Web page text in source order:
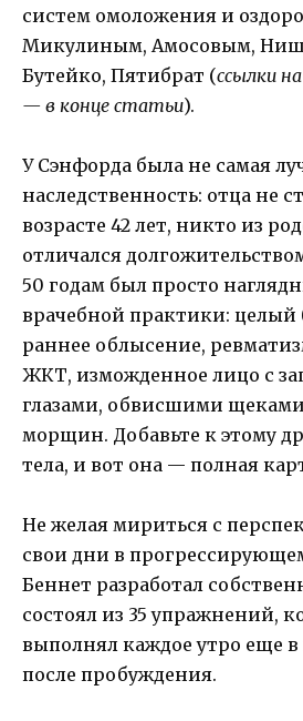
систем омоложения и
Микулиным, Амосовым,
Бутейко, Пятибрат (ссылки
— в конце статьи).
У Сэнфорда была не самая
наследственность: отца не
возрасте 42 лет, никто из
отличался
50 годам был просто
врачебной практики: целый
раннее облысение,
ЖКТ, изможденное лицо с
глазами, обвисшими
морщин. Добавьте к этому
тела, и вот она — полная
Не желая мириться с
свои дни в
Беннет разработал
состоял из 35 упражнений,
выполнял каждое утро еще в
после пробуждения.